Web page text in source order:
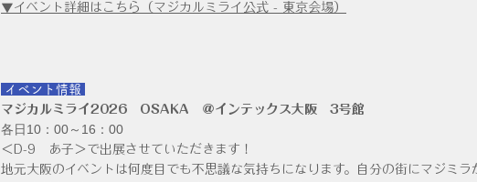
▼イベント詳細はこちら（マジカルミライ公式 - 東京会場）
イベント情報
マジカルミライ2026 OSAKA ＠インテックス大阪 3号館
各日10：00～16：00
＜D-9 あ子 ＞で出展させていただきます！
地元大阪のイベントは何度目でも不思議な気持ちになります。自分の街にマジミ